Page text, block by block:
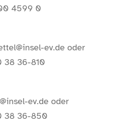
4599 0
ev.de oder
38 36-810
ev.de oder
38 36-850